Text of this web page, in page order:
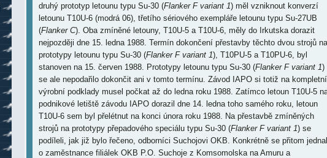
druhý prototyp letounu typu Su-30 (Flanker F variant 1) měl vzniknout konverzí
letounu T10U-6 (modrá 06), třetího sériového exempláře letounu typu Su-27UB
(Flanker C). Oba zmíněné letouny, T10U-5 a T10U-6, měly do Irkutska dorazit
nejpozději dne 15. ledna 1988. Termín dokončení přestavby těchto dvou strojů na
prototypy letounu typu Su-30 (Flanker F variant 1), T10PU-5 a T10PU-6, byl
stanoven na 15. červen 1988. Prototypy letounu typu Su-30 (Flanker F variant 1)
se ale nepodařilo dokončit ani v tomto termínu. Závod IAPO si totiž na kompletní
výrobní podklady musel počkat až do ledna roku 1988. Zatímco letoun T10U-5
podnikové letiště závodu IAPO dorazil dne 14. ledna toho samého roku, letoun
T10U-6 sem byl přelétnut na konci února roku 1988. Na přestavbě zmíněných
strojů na prototypy přepadového speciálu typu Su-30 (Flanker F variant 1) se
podíleli, jak již bylo řečeno, odborníci Suchojovi OKB. Konkrétně se přitom
o zaměstnance filiálek OKB P.O. Suchoje z Komsomolska na Amuru a